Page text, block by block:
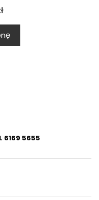
6169 5655